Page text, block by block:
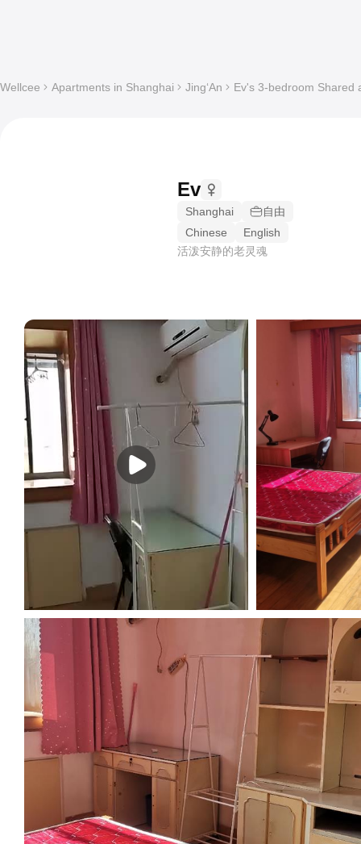
Wellcee Apartments in Shanghai Jing‘An Ev's 3-bedroom Shared
Ev
Shanghai
自由
Chinese
English
活泼安静的老灵魂